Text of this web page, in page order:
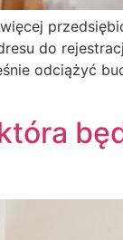
do
odciążyć